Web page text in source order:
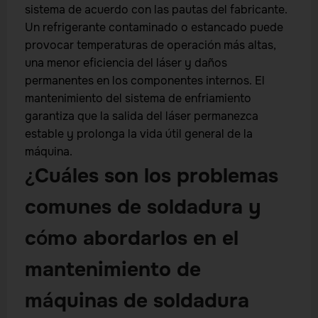
sistema de acuerdo con las pautas del fabricante.
Un refrigerante contaminado o estancado puede
provocar temperaturas de operación más altas,
una menor eficiencia del láser y daños
permanentes en los componentes internos. El
mantenimiento del sistema de enfriamiento
garantiza que la salida del láser permanezca
estable y prolonga la vida útil general de la
máquina.
¿Cuáles son los problemas
comunes de soldadura y
cómo abordarlos en el
mantenimiento de
máquinas de soldadura